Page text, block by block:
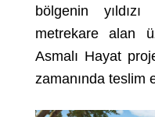
bölgenin
metrekare alan
Asmalı Hayat
zamanında teslim